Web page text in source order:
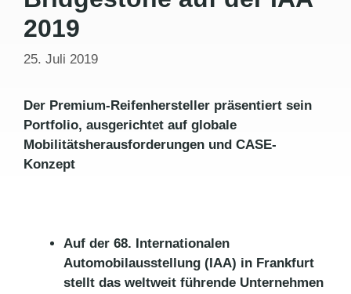
2019
25. Juli 2019
Der Premium-Reifenhersteller präsentiert sein
Portfolio, ausgerichtet auf globale
Mobilitätsherausforderungen und CASE-
Konzept
Auf der 68. Internationalen
Automobilausstellung (IAA) in Frankfurt
stellt das weltweit führende Unternehmen